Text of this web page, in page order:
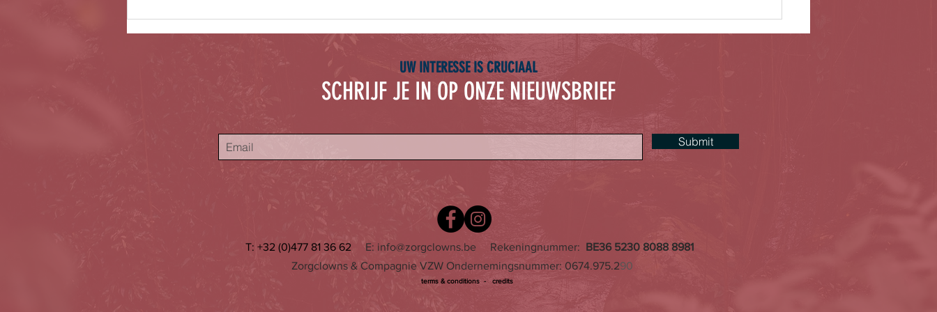
UW INTERESSE IS CRUCIAAL
SCHRIJF JE IN OP ONZE NIEUWSBRIEF
Submit
T: +32 (0)477 81 36 62 E: info@zorgclowns.be Rekeningnummer: BE36 5230 8088 8981
Zorgclowns & Compagnie VZW Ondernemingsnummer: 0674.975.290
terms & conditions -credits